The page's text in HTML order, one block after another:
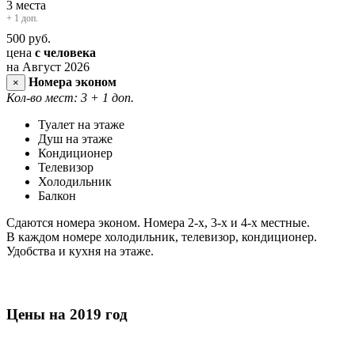
3 места
+ 1 доп.
500 руб.
цена с человека
на Август 2026
×
Номера эконом
Кол-во мест: 3 + 1 доп.
Туалет на этаже
Душ на этаже
Кондиционер
Телевизор
Холодильник
Балкон
Сдаются номера эконом. Номера 2-х, 3-х и 4-х местные.
В каждом номере холодильник, телевизор, кондиционер.
Удобства и кухня на этаже.
Цены на 2019 год